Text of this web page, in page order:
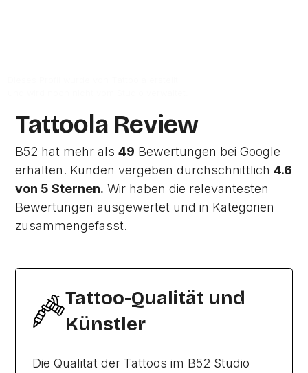
Tattoola Review
B52 hat mehr als49 Bewertungen bei Google
erhalten. Kunden vergeben durchschnittlich4.6
von 5 Sternen. Wir haben die relevantesten
Bewertungen ausgewertet und in Kategorien
zusammengefasst.
Tattoo-Qualität und
Künstler
Die Qualität der Tattoos im B52 Studio